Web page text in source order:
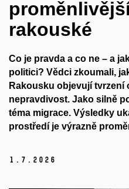
rakouské
Co je pravda a co ne – a
politici? Vědci zkoumali,
Rakousku objevují tvrzení
nepravdivost. Jako silně
téma migrace. Výsledky
prostředí je výrazně
1. 7. 2026